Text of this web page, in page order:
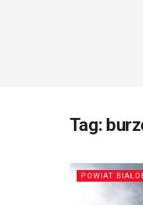
Tag:
POWIAT